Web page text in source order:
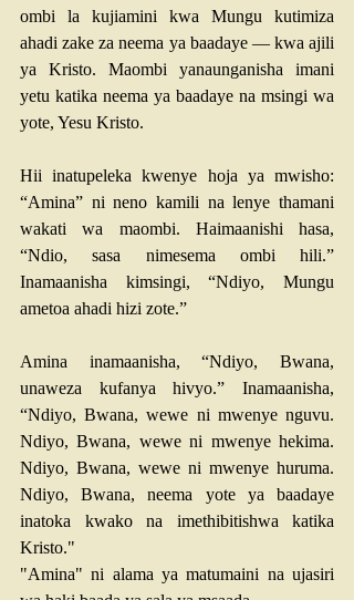
ombi la kujiamini kwa Mungu kutimiza
ahadi zake za neema ya baadaye — kwa ajili
ya Kristo. Maombi yanaunganisha imani
yetu katika neema ya baadaye na msingi wa
yote, Yesu Kristo.
Hii inatupeleka kwenye hoja ya mwisho:
“Amina” ni neno kamili na lenye thamani
wakati wa maombi. Haimaanishi hasa,
“Ndio, sasa nimesema ombi hili.”
Inamaanisha kimsingi, “Ndiyo, Mungu
ametoa ahadi hizi zote.”
Amina inamaanisha, “Ndiyo, Bwana,
unaweza kufanya hivyo.” Inamaanisha,
“Ndiyo, Bwana, wewe ni mwenye nguvu.
Ndiyo, Bwana, wewe ni mwenye hekima.
Ndiyo, Bwana, wewe ni mwenye huruma.
Ndiyo, Bwana, neema yote ya baadaye
inatoka kwako na imethibitishwa katika
Kristo."
"Amina" ni alama ya matumaini na ujasiri